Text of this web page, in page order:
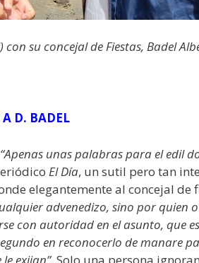
su concejal de Fiestas, Badel
D. BADEL
“Apenas unas palabras para el edil
El Día, un sutil pero tan
elegantemente al concejal de
advenedizo, sino por quien
con autoridad en el asunto, que
en reconocerlo de manare
exijan”. Solo una persona